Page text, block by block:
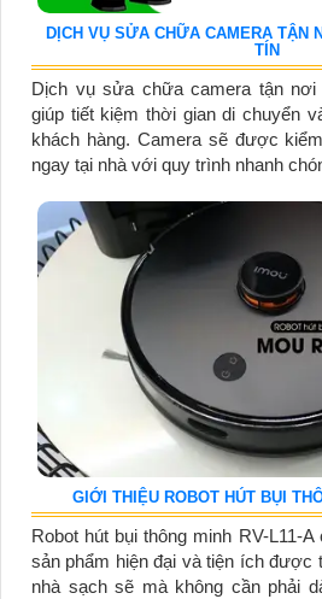
DỊCH VỤ SỬA CHỮA CAMERA TẬN
TÍN
Dịch vụ sửa chữa camera tận
giúp tiết kiệm thời gian di chuyển
khách hàng. Camera sẽ được
ngay tại nhà với quy trình nhanh
GIỚI THIỆU ROBOT HÚT BỤI
Robot hút bụi thông minh RV-L11-
sản phẩm hiện đại và tiện ích được
nhà sạch sẽ mà không cần phải